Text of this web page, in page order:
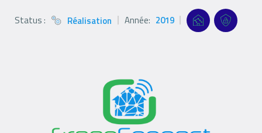
Status : Réalisation
Status
Année: 2019
Références
Références